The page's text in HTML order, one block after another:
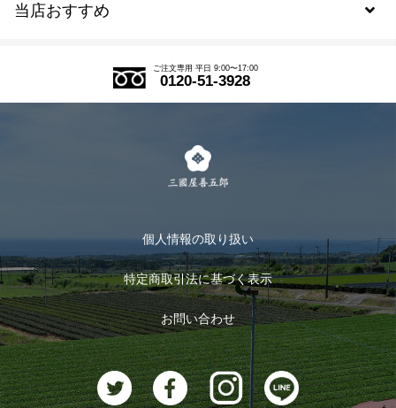
当店おすすめ
式部の香りシリーズ
お茶のギフト
おすすめのお茶
お茶に合うスイーツ
会員規約について
ログイン
ログアウト
ご注文専用 平日 9:00〜17:00
0120-51-3928
個人情報の取り扱い
特定商取引法に基づく表示
お問い合わせ